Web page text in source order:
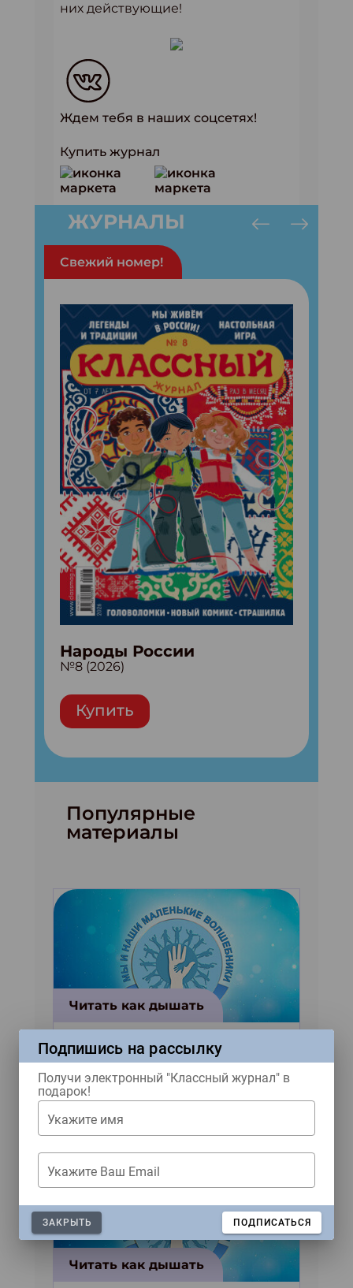
них действующие!
Ждем тебя в наших соцсетях!
Купить журнал
ЖУРНАЛЫ
Свежий номер!
Народы России
№8 (2026)
Купить
Популярные
материалы
Читать как дышать
Рассказы зарубежных
авторов для конкурса «Мы
и наши маленькие
волшебники!»
Читать как дышать
Подпишись на рассылку
Получи электронный "Классный журнал" в
подарок!
Укажите имя
Укажите Ваш Email
ЗАКРЫТЬ ПОДПИСАТЬСЯ